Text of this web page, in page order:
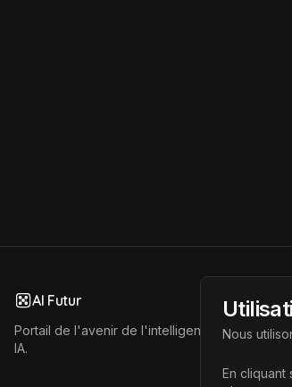
AI Futur
Portail de l'avenir de l'intelligence artificielle,
IA.
Nous
En